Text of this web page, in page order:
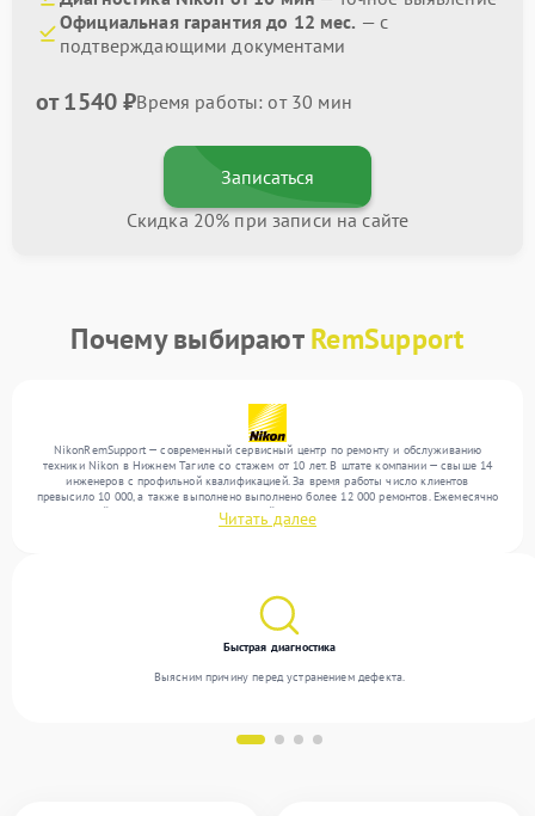
Официальная гарантия до 12 мес. — с
подтверждающими документами
от 1540 ₽Время работы: от 30 мин
Записаться
Скидка 20% при записи на сайте
Почему выбираютRemSupport
NikonRemSupport — современный сервисный центр по ремонту и обслуживанию
техники Nikon в Нижнем Тагиле со стажем от 10 лет. В штате компании — свыше 14
инженеров с профильной квалификацией. За время работы число клиентов
превысило 10 000, а также выполнено выполнено более 12 000 ремонтов. Ежемесячно
в сервисный центр поступает от 300 устройств, включая , , . Мы работаем с широким
спектром неисправностей и предлагаем стабильный уровень сервиса благодаря
Читать далее
Быстрая диагностика
Выясним причину перед устранением дефекта.